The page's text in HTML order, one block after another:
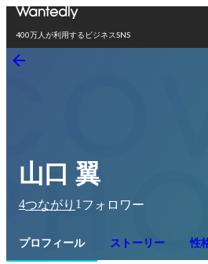
400万人が利用するビジネスSNS
山口 翼
4つながり 1 フォロワー
プロフィール ストーリー 性